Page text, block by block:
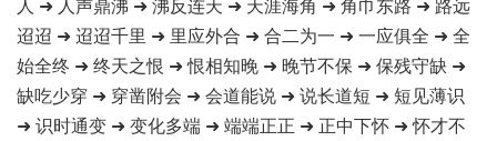
迢迢 ➜ 迢迢千里 ➜ 里应外合 ➜ 合二为一 ➜ 一应俱全 ➜ 全
始全终 ➜ 终天之恨 ➜ 恨相知晚 ➜ 晚节不保 ➜ 保残守缺 ➜
缺吃少穿 ➜ 穿凿附会 ➜ 会道能说 ➜ 说长道短 ➜ 短见薄识
➜ 识时通变 ➜ 变化多端 ➜ 端端正正 ➜ 正中下怀 ➜ 怀才不